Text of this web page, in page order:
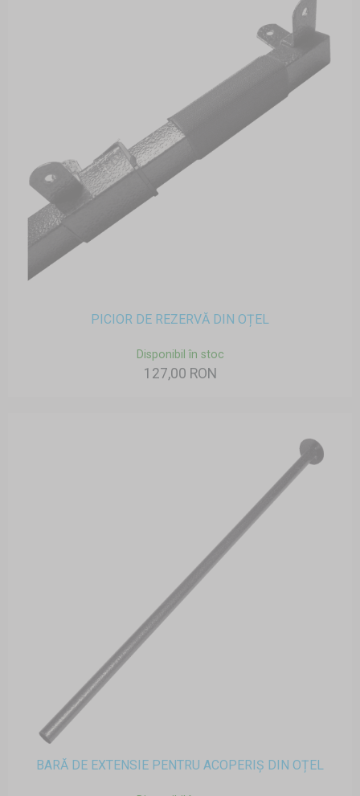
PICIOR DE REZERVĂ DIN OȚEL
Disponibil în stoc
127,00 RON
BARĂ DE EXTENSIE PENTRU ACOPERIȘ DIN OȚEL